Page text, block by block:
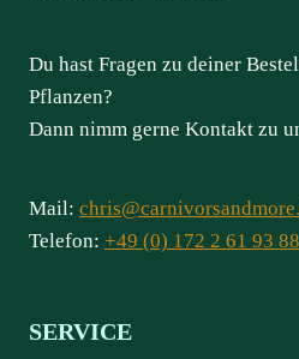
Du hast Fragen zu deiner
Pflanzen?
Dann nimm gerne Kontakt zu
Mail:
Telefon: +49 (0) 172 2 61 93 88
SERVICE